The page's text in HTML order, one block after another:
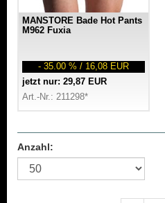
MANSTORE Bade Hot Pants
M962 Fuxia
- 35.00 % / 16,08 EUR
jetzt nur: 29,87 EUR
Art.-Nr.: 211298*
Anzahl: